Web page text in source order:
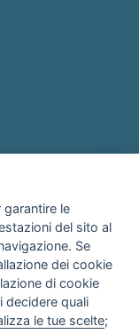
le
del sito al
Se
dei cookie
di cookie
decidere quali
le tue scelte;